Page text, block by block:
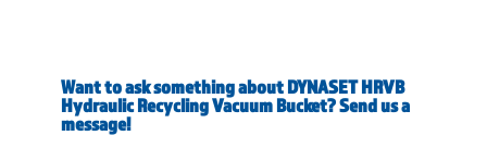
Want to ask something about DYNASET HRVB
Hydraulic Recycling Vacuum Bucket? Send us a
message!